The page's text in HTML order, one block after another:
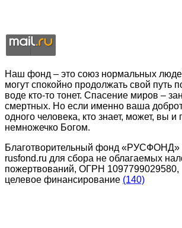
Наш фонд – это союз нормальных
могут спокойно продолжать свой путь
воде кто-то тонет. Спасение миров –
смертных. Но если именно ваша
одного человека, кто знает, может, вы и
немножечко Богом.
Благотворительный фонд «РУСФОНД»
rusfond.ru для сбора не облагаемых
пожертвований, ОГРН 1097799029580,
целевое финансирование (140)